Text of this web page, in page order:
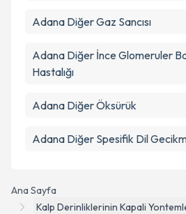
Ana Sayfa
Kalp Derinliklerinin Kapali
Adana Diğer Gaz Sancısı
Adana Diğer İnce Glomeruler
Hastalığı
Adana Diğer Öksürük
Adana Diğer Spesifik Dil